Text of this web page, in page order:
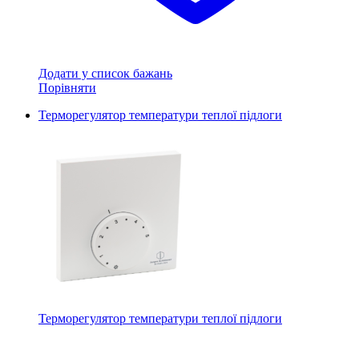
Додати у список бажань
Порівняти
Терморегулятор температури теплої підлоги
Терморегулятор температури теплої підлоги